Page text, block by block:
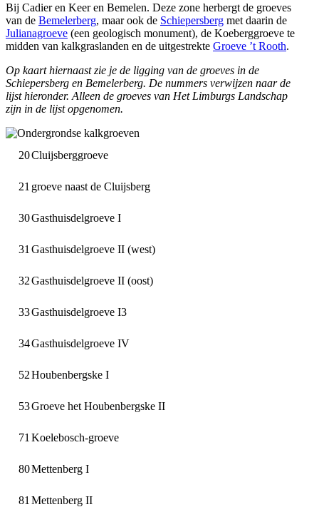
Bij Cadier en Keer en Bemelen. Deze zone herbergt de groeves
van de Bemelerberg, maar ook de Schiepersberg met daarin de
Julianagroeve (een geologisch monument), de Koeberggroeve te
midden van kalkgraslanden en de uitgestrekte Groeve ’t Rooth.
Op kaart hiernaast zie je de ligging van de groeves in de
Schiepersberg en Bemelerberg. De nummers verwijzen naar de
lijst hieronder. Alleen de groeves van Het Limburgs Landschap
zijn in de lijst opgenomen.
20Cluijsberggroeve
21 groeve naast de Cluijsberg
30Gasthuisdelgroeve I
31 Gasthuisdelgroeve II (west)
32Gasthuisdelgroeve II (oost)
33Gasthuisdelgroeve I3
34Gasthuisdelgroeve IV
52Houbenbergske I
53Groeve het Houbenbergske II
71 Koelebosch-groeve
80Mettenberg I
81 Mettenberg II